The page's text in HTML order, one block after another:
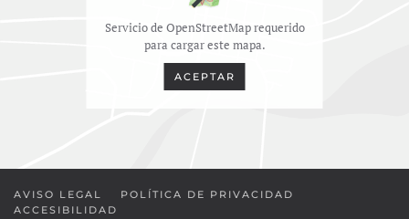
Servicio de OpenStreetMap requerido
para cargar este mapa.
ACEPTAR
AVISO LEGAL
POLÍTICA DE PRIVACIDAD
ACCESIBILIDAD